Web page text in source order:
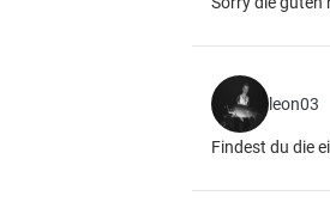
leon03
Findest du die